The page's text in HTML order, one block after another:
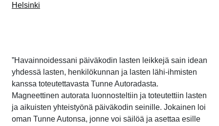
Helsinki
”Havainnoidessani päiväkodin lasten leikkejä sain idean
yhdessä lasten, henkilökunnan ja lasten lähi-ihmisten
kanssa toteutettavasta Tunne Autoradasta.
Magneettinen autorata luonnosteltiin ja toteutettiin lasten
ja aikuisten yhteistyönä päiväkodin seinille. Jokainen loi
oman Tunne Autonsa, jonne voi säilöä ja asettaa esille